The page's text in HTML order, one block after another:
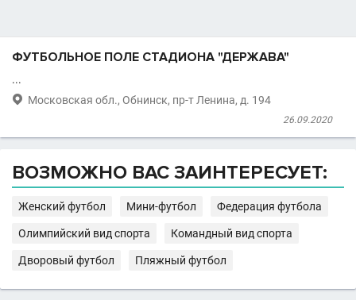
ФУТБОЛЬНОЕ ПОЛЕ СТАДИОНА "ДЕРЖАВА"
...
 Московская обл., Обнинск, пр-т Ленина, д. 194
26.09.2020
ВОЗМОЖНО ВАС ЗАИНТЕРЕСУЕТ:
Женский футбол Мини-футбол Федерация футбола
Олимпийский вид спорта Командный вид спорта
Дворовый футбол Пляжный футбол